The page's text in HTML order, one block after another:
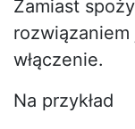
Zamiast
włączenie.
Na przykład